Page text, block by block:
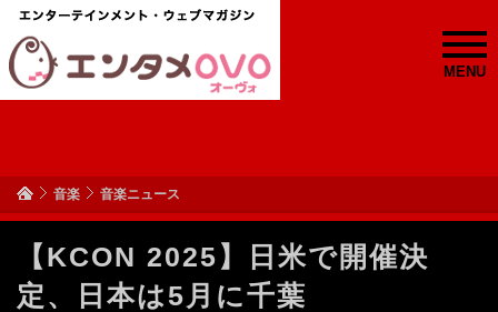
MENU
音楽 音楽ニュース
【KCON 2025】日米で開催決
定、日本は5月に千葉